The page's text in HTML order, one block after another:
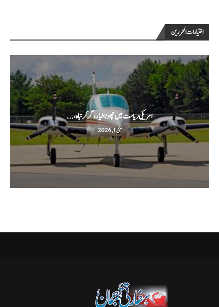
اختيارات المحررين
امریکی ریاست میں چھوٹا طیارہ گر کر تباہ،...
مئی 1, 2026